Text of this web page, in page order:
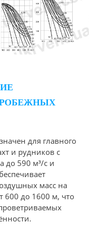
для главного
и рудников с
до 590 м³/с и
масс на
600 до 1600 м, что